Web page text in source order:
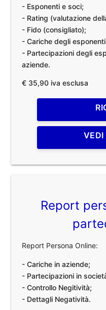
- Esponenti e soci;
- Rating (valutazione
- Fido (consigliato);
- Cariche degli
- Partecipazioni degli
aziende.
€ 35,90 iva esclusa
VEDI
Report
Report Persona Online:
- Cariche in aziende;
- Partecipazioni in
- Controllo Negitività;
- Dettagli Negatività.